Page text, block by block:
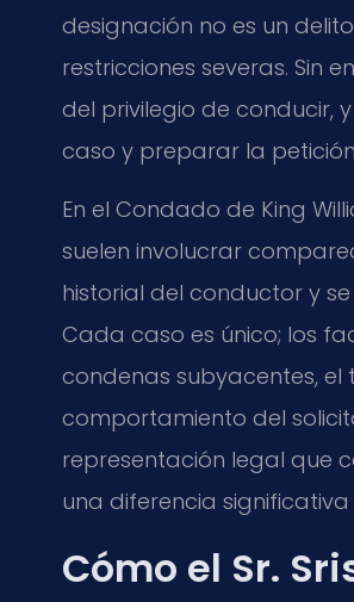
designación no es un
restricciones severas. Sin
del privilegio de conducir,
caso y preparar la
En el Condado de King
suelen involucrar
historial del conductor y
Cada caso es único; los
condenas subyacentes,
comportamiento del
representación legal que
una diferencia
Cómo el Sr.